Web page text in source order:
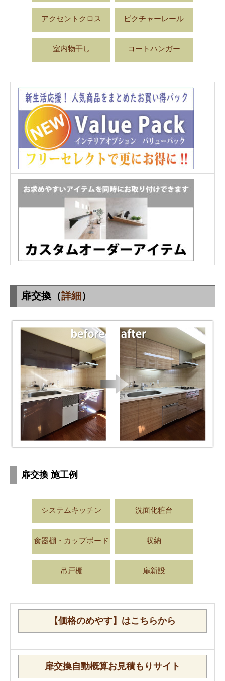
アクセントクロス ピクチャーレール
室内物干し コートハンガー
扉交換（詳細 ）
扉交換 施工例
システムキッチン 洗面化粧台
食器棚・カップボード 収納
吊戸棚 扉新設
【価格のめやす】はこちらから
扉交換自動概算お見積もりサイト